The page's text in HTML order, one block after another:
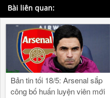
Bài liên quan:
Bản tin tối 18/5: Arsenal sắp
công bố huấn luyện viên mới